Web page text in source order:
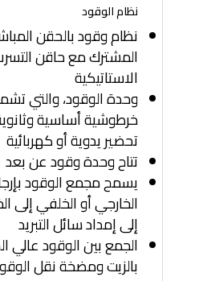
نظام الوقود
نظام وقود بالحقن
المشترك مع حاقن
الاستاتيكية
وحدة الوقود، والتي
خرطوشية أساسية
تحضير يدوية أو كهربائية
تتاح وحدة وقود عن بعد
يسمح مجمع الوقود
الخارجي أو الخلفي إلى
إلى إمداد سائل التبريد
الجمع بين الوقود
بالزيت ومضخة نقل